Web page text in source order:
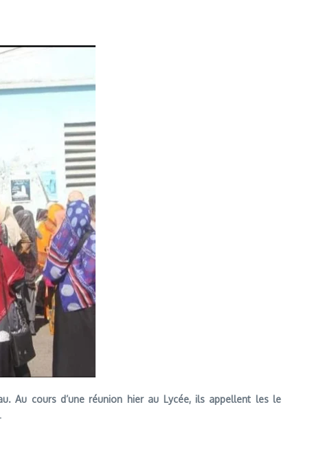
Au cours d’une réunion hier au Lycée, ils appellent les le
.